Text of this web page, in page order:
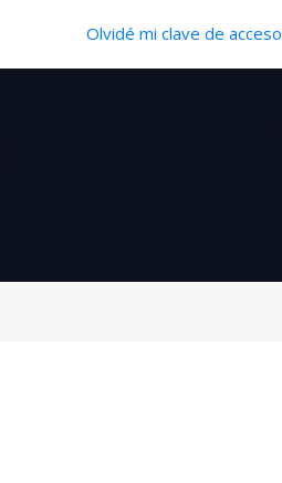
Olvidé mi clave de acceso